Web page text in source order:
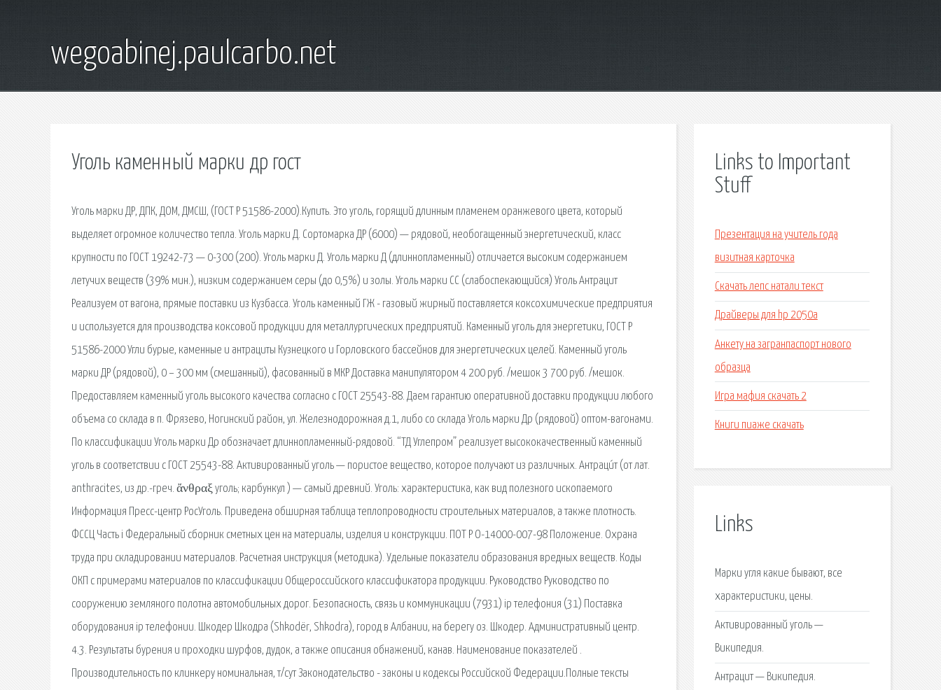
wegoabinej.paulcarbo.net
Уголь каменный марки др гост
Уголь марки ДР, ДПК, ДОМ, ДМСШ, (ГОСТ Р 51586-2000).Купить. Это уголь, горящий длинным пламенем оранжевого цвета, который
выделяет огромное количество тепла. Уголь марки Д. Сортомарка ДР (6000) — рядовой, необогащенный энергетический, класс
крупности по ГОСТ 19242-73 — 0-300 (200). Уголь марки Д. Уголь марки Д (длиннопламенный) отличается высоким содержанием
летучих веществ (39% мин.), низким содержанием серы (до 0,5%) и золы. Уголь марки СС (слабоспекающийся) Уголь Антрацит
Реализуем от вагона, прямые поставки из Кузбасса. Уголь каменный ГЖ - газовый жирный поставляется коксохимические предприятия
и используется для производства коксовой продукции для металлургических предприятий. Каменный уголь для энергетики, ГОСТ Р
51586-2000 Угли бурые, каменные и антрациты Кузнецкого и Горловского бассейнов для энергетических целей. Каменный уголь
марки ДР (рядовой), 0 – 300 мм (смешанный), фасованный в МКР Доставка манипулятором 4 200 руб. /мешок 3 700 руб. /мешок.
Предоставляем каменный уголь высокого качества согласно с ГОСТ 25543-88. Даем гарантию оперативной доставки продукции любого
объема со склада в п. Фрязево, Ногинский район, ул. Железнодорожная д.1, либо со склада Уголь марки Др (рядовой) оптом-вагонами.
По классификации Уголь марки Др обозначает длиннопламенный-рядовой. “ТД Углепром” реализует высококачественный каменный
уголь в соответствии с ГОСТ 25543-88. Активированный уголь — пористое вещество, которое получают из различных. Антраци́т (от лат.
anthracites, из др.-греч. ἄνθραξ уголь; карбункул ) — самый древний. Уголь: характеристика, как вид полезного ископаемого
Информация Пресс-центр РосУголь. Приведена обширная таблица теплопроводности строительных материалов, а также плотность.
ФССЦ Часть i Федеральный сборник сметных цен на материалы, изделия и конструкции. ПОТ Р О-14000-007-98 Положение. Охрана
труда при складировании материалов. Расчетная инструкция (методика). Удельные показатели образования вредных веществ. Коды
ОКП с примерами материалов по классификации Общероссийского классификатора продукции. Руководство Руководство по
сооружению земляного полотна автомобильных дорог. Безопасность, связь и коммуникации (7931) ip телефония (31) Поставка
оборудования ip телефонии. Шкодер Шкодра (Shkodёr, Shkodra), город в Албании, на берегу оз. Шкодер. Административный центр.
4.3. Результаты бурения и проходки шурфов, дудок, а также описания обнажений, канав. Наименование показателей .
Производительность по клинкеру номинальная, т/сут Законодательство - законы и кодексы Российской Федерации.Полные тексты
Links to Important
Stuff
Презентация на учитель года
визитная карточка
Скачать лепс натали текст
Драйверы для hp 2050a
Анкету на загранпаспорт нового
образца
Игра мафия скачать 2
Книги пиаже скачать
Links
Марки угля какие бывают, все
характеристики, цены.
Активированный уголь —
Википедия.
Антрацит — Википедия.